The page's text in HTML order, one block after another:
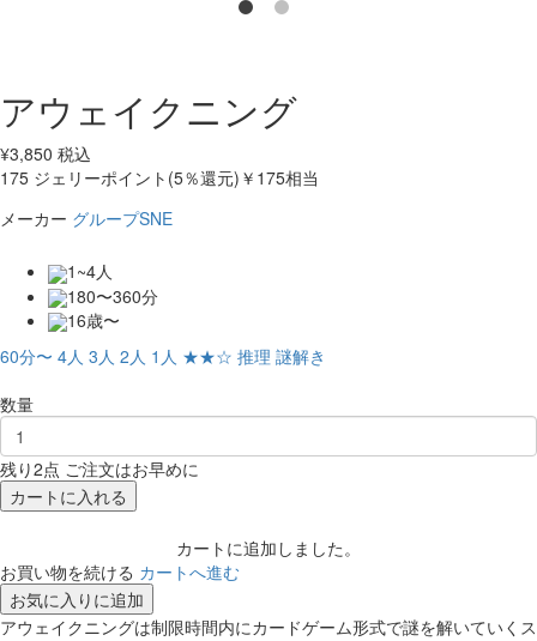
アウェイクニング
¥3,850 税込
175 ジェリーポイント(5％還元) ￥175相当
メーカー グループSNE
1~4人
180〜360分
16歳〜
60分〜 4人 3人 2人 1人 ★★☆ 推理 謎解き
数量
残り2点 ご注文はお早めに
カートに入れる
カートに追加しました。
お買い物を続ける カートへ進む
お気に入りに追加
アウェイクニングは制限時間内にカードゲーム形式で謎を解いていくス